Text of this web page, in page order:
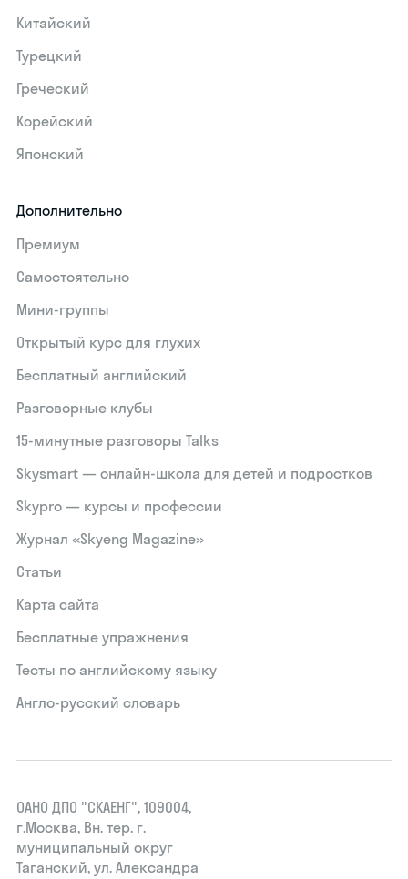
Китайский
Турецкий
Греческий
Корейский
Японский
Дополнительно
Премиум
Самостоятельно
Мини-группы
Открытый курс для глухих
Бесплатный английский
Разговорные клубы
15‑минутные разговоры Talks
Skysmart — онлайн-школа для детей и подростков
Skypro — курсы и профессии
Журнал «Skyeng Magazine»
Статьи
Карта сайта
Бесплатные упражнения
Тесты по английскому языку
Англо-русский словарь
ОАНО ДПО "СКАЕНГ", 109004,
г.Москва, Вн. тер. г.
муниципальный округ
Таганский, ул. Александра